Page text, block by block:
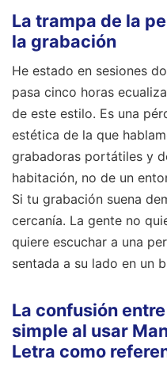
La trampa de la
la grabación
He estado en sesiones
pasa cinco horas
de este estilo. Es una
estética de la que
grabadoras portátiles y
habitación, no de un
Si tu grabación suena
cercanía. La gente no
quiere escuchar a una
sentada a su lado en un
La confusión
simple al usar
Letra como